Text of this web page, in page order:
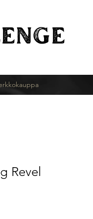
Revel